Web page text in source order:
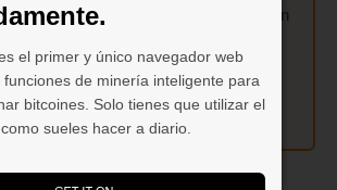
el primer y único navegador web
de minería inteligente para
bitcoines. Solo tienes que utilizar el
sueles hacer a diario.
veces más rápido
utilizando la función
tu dispositivo móvil! Activa los
X2, X5,X10 oX15 y combínalos como
suman y combinan al comenzar a